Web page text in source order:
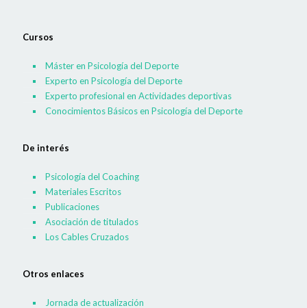
Cursos
Máster en Psicología del Deporte
Experto en Psicología del Deporte
Experto profesional en Actividades deportivas
Conocimientos Básicos en Psicología del Deporte
De interés
Psicología del Coaching
Materiales Escritos
Publicaciones
Asociación de titulados
Los Cables Cruzados
Otros enlaces
Jornada de actualización